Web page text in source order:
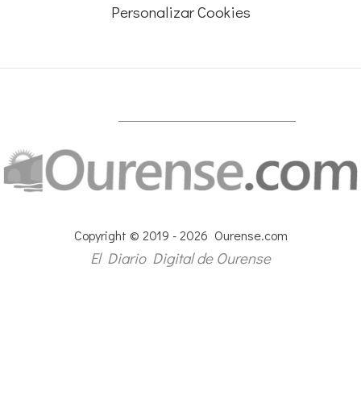
Personalizar Cookies
Copyright © 2019 - 2026 Ourense.com
El Diario Digital de Ourense